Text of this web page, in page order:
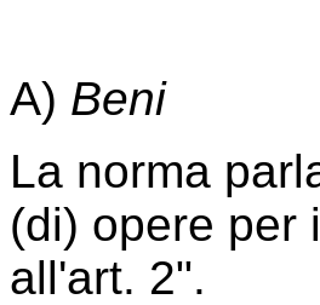
A) Beni
La norma
(di) opere per
all'art. 2".